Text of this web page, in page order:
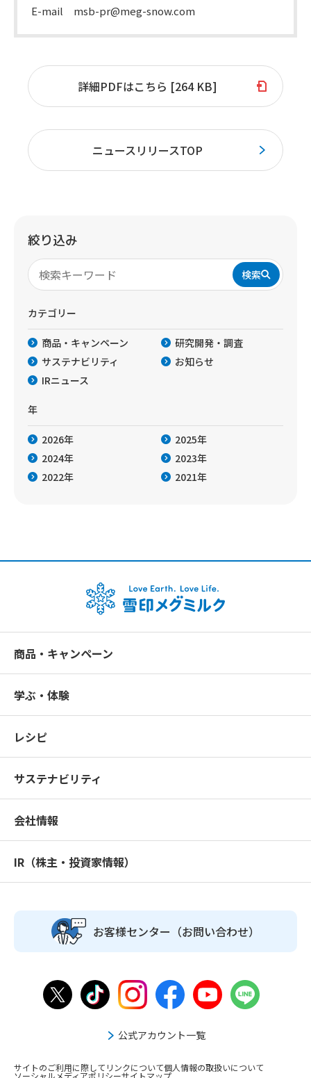
E-mail msb-pr@meg-snow.com
詳細PDFはこちら [264 KB]
ニュースリリースTOP
絞り込み
検索
カテゴリー
商品・キャンペーン
研究開発・調査
サステナビリティ
お知らせ
IRニュース
年
2026年
2025年
2024年
2023年
2022年
2021年
商品・キャンペーン
学ぶ・体験
レシピ
サステナビリティ
会社情報
IR（株主・投資家情報）
お客様センター （お問い合わせ）
公式アカウント一覧
サイトのご利用に際して リンクについて個人情報の取扱いについて